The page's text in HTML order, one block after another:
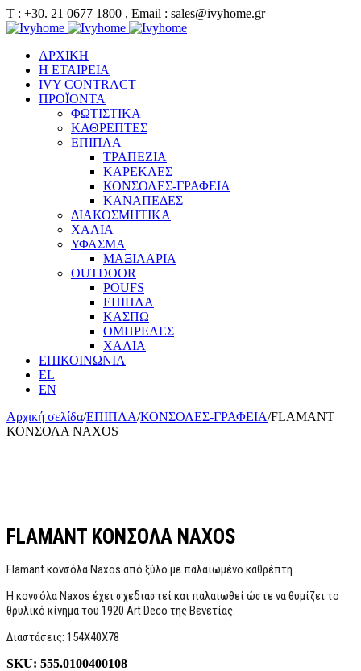
Τ : +30. 21 0677 1800 , Email : sales@ivyhome.gr
ΑΡΧΙΚΗ
Η ΕΤΑΙΡΕΙΑ
IVY CONTRACT
ΠΡΟΪΟΝΤΑ
ΦΩΤΙΣΤΙΚΑ
ΚΑΘΡΕΠΤΕΣ
ΕΠΙΠΛΑ
ΤΡΑΠΕΖΙΑ
ΚΑΡΕΚΛΕΣ
ΚΟΝΣΟΛΕΣ-ΓΡΑΦΕΙΑ
ΚΑΝΑΠΕΔΕΣ
ΔΙΑΚΟΣΜΗΤΙΚΑ
ΧΑΛΙΑ
ΥΦΑΣΜΑ
ΜΑΞΙΛΑΡΙΑ
OUTDOOR
POUFS
ΕΠΙΠΛΑ
ΚΑΣΠΩ
ΟΜΠΡΕΛΕΣ
ΧΑΛΙΑ
ΕΠΙΚΟΙΝΩΝΙΑ
EL
EN
Αρχική σελίδα/ΕΠΙΠΛΑ/ΚΟΝΣΟΛΕΣ-ΓΡΑΦΕΙΑ/FLAMANT
ΚΟΝΣΟΛΑ NAXOS
FLAMANT ΚΟΝΣΟΛΑ NAXOS
Flamant κονσόλα Naxos από ξύλο με παλαιωμένο καθρέπτη.
Η κονσόλα Naxos έχει σχεδιαστεί και παλαιωθεί ώστε να θυμίζει το
θρυλικό κίνημα του 1920 Art Deco της Βενετίας.
Διαστάσεις: 154Χ40Χ78
SKU: 555.0100400108